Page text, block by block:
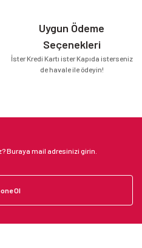
Uygun Ödeme
Seçenekleri
İster Kredi Kartı ister Kapıda isterseniz
de havale ile ödeyin!
Ol